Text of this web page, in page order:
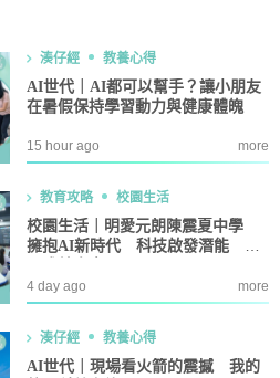
湊仔經 教養心得
AI世代｜AI都可以幫手？讓小朋友
在暑假保持學習動力與健康體魄
15 hour ago more
教育攻略 校園生活
校園生活｜明愛元朗陳震夏中學
擁抱AI新時代 科技啟發潛能 多
4 day ago more
湊仔經 教養心得
AI世代｜現場看火箭的震撼 我的